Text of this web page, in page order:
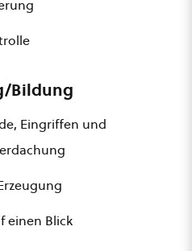
Bildung
Eingriffen und
einen Blick